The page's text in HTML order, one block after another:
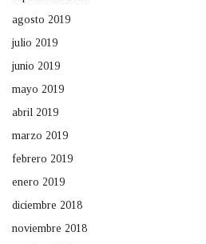
agosto 2019
julio 2019
junio 2019
mayo 2019
abril 2019
marzo 2019
febrero 2019
enero 2019
diciembre 2018
noviembre 2018